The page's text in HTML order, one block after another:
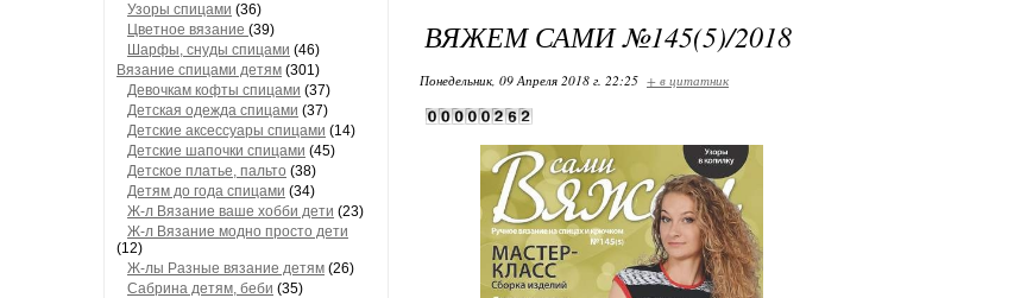
Узоры спицами (36)
Цветное вязание (39)
Шарфы, снуды спицами (46)
Вязание спицами детям (301)
Девочкам кофты спицами (37)
Детская одежда спицами (37)
Детские аксессуары спицами (14)
Детские шапочки спицами (45)
Детское платье, пальто (38)
Детям до года спицами (34)
Ж-л Вязание ваше хобби дети (23)
Ж-л Вязание модно просто дети
(12)
Ж-лы Разные вязание детям (26)
Сабринa детям, беби (35)
ВЯЖЕМ САМИ №145(5)/2018
Понедельник, 09 Апреля 2018 г. 22:25 + в цитатник